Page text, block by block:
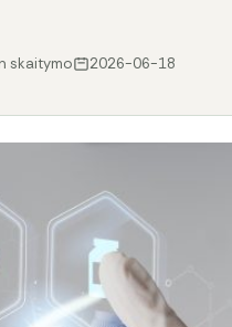
skaitymo 2026-06-18